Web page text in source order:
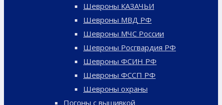
Шевроны КАЗАЧЬИ
Шевроны МВД РФ
Шевроны МЧС России
Шевроны Росгвардия РФ
Шевроны ФСИН РФ
Шевроны ФССП РФ
Шевроны охраны
Погоны с вышивкой